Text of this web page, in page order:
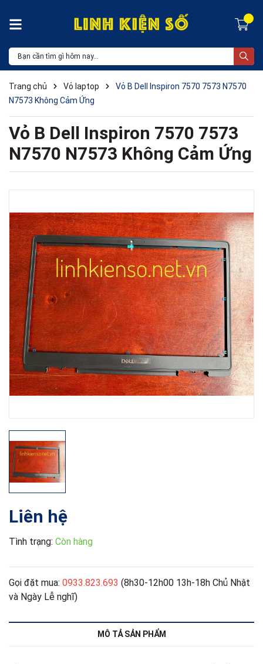
Trang chủ Vỏ laptop
Vỏ B Dell Inspiron 7570 7573 N7570
N7573 Không Cảm Ứng
Vỏ B Dell Inspiron 7570 7573
N7570 N7573 Không Cảm Ứng
Liên hệ
Tình trạng: Còn hàng
Gọi đặt mua: 0933.823.693 (8h30-12h00 13h-18h Chủ Nhật
và Ngày Lễ nghĩ)
MÔ TẢ SẢN PHẨM